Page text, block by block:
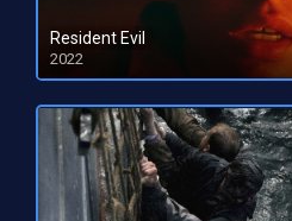
Resident Evil
2022
HD 1080pHD 720p